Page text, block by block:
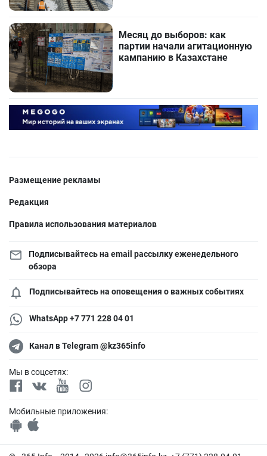
Месяц до выборов: как
партии начали агитационную
кампанию в Казахстане
Размещение рекламы
Редакция
Правила использования материалов
Подписывайтесь на email рассылку еженедельного
обзора
Подписывайтесь на оповещения о важных событиях
WhatsApp +7 771 228 04 01
Канал в Telegram @kz365info
Мы в соцсетях:
Мобильные приложения: